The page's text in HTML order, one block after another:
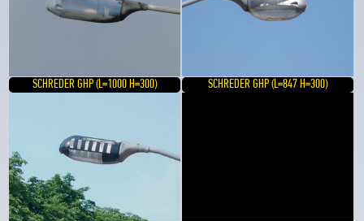
SCHREDER GHP (L=1000 H=300) SCHREDER GHP (L=847 H=300)